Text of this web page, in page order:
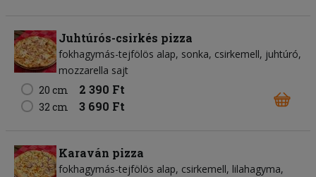
Juhtúrós-csirkés pizza
fokhagymás-tejfölös alap sonka csirkemell juhtúró
mozzarella sajt
20 cm
2 390 Ft
32 cm 3 690 Ft
Karaván pizza
fokhagymás-tejfölös alap csirkemell lilahagyma